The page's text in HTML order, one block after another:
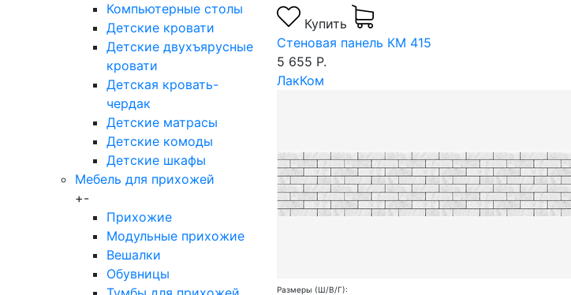
Компьютерные столы
Детские кровати
Детские двухъярусные
кровати
Детская кровать-
чердак
Детские матрасы
Детские комоды
Детские шкафы
Мебель для прихожей
+-
Прихожие
Модульные прихожие
Вешалки
Обувницы
Купить
Стеновая панель КМ 415
5 655 Р.
ЛакКом
Размеры (Ш/В/Г):